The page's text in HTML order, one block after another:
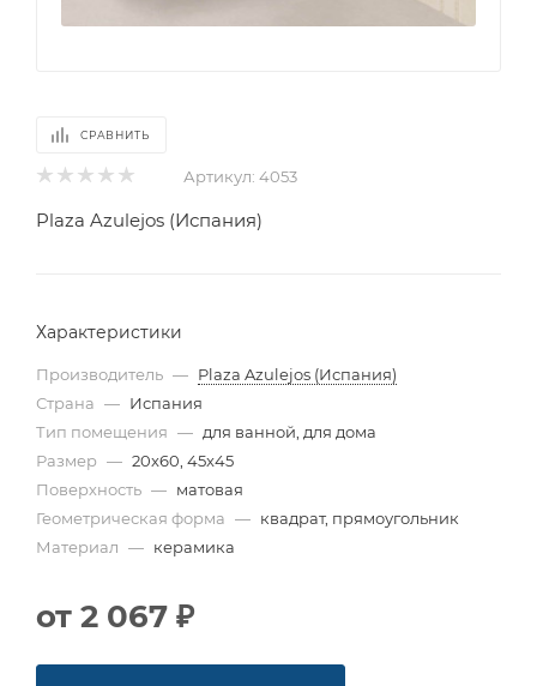
СРАВНИТЬ
Артикул: 4053
Plaza Azulejos (Испания)
Характеристики
Производитель — Plaza Azulejos (Испания)
Страна — Испания
Тип помещения — для ванной, для дома
Размер — 20x60, 45x45
Поверхность — матовая
Геометрическая форма — квадрат, прямоугольник
Материал — керамика
от 2 067 ₽